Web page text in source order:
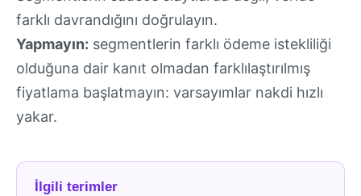
farklı davrandığını doğrulayın.
Yapmayın: segmentlerin farklı ödeme istekliliği
olduğuna dair kanıt olmadan farklılaştırılmış
fiyatlama başlatmayın: varsayımlar nakdi hızlı
yakar.
İlgili terimler